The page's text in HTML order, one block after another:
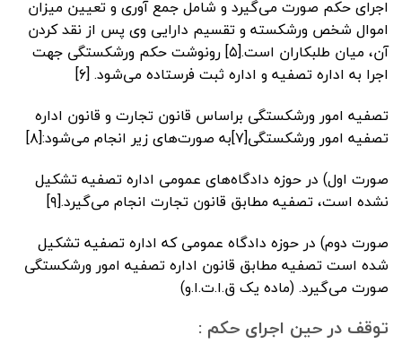
اجرای حکم صورت می‌گیرد و شامل جمع آوری و تعیین میزان
اموال شخص ورشکسته و تقسیم دارایی وی پس از نقد کردن
آن، میان طلبکاران است.[۵] رونوشت حکم ورشکستگی جهت
اجرا به اداره تصفیه و اداره ثبت فرستاده می‌شود. [۶]
تصفیه امور ورشکستگی براساس قانون تجارت و قانون اداره
تصفیه امور ورشکستگی[۷]به صورت‌های زیر انجام می‌شود:[۸]
صورت اول) در حوزه دادگاه‌های عمومی اداره تصفیه تشکیل
نشده است، تصفیه مطابق قانون تجارت انجام می‌گیرد.[۹]
صورت دوم) در حوزه دادگاه عمومی که اداره تصفیه تشکیل
شده است تصفیه مطابق قانون اداره تصفیه امور ورشکستگی
صورت می‌گیرد. (ماده یک ق.ا.ت.ا.و)
توقف در حین اجرای حکم :